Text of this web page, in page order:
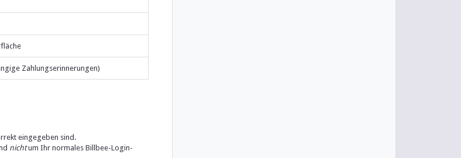
Zahlungserinnerungen)
eingegeben sind.
nichtum Ihr normales Billbee-Login-